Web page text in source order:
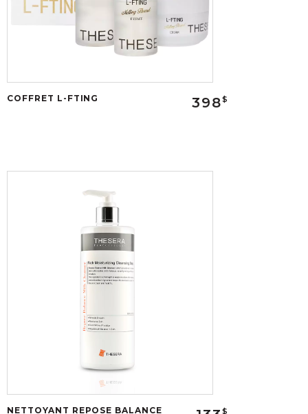
COFFRET L-FTING 398$
NETTOYANT REPOSE BALANCE
$